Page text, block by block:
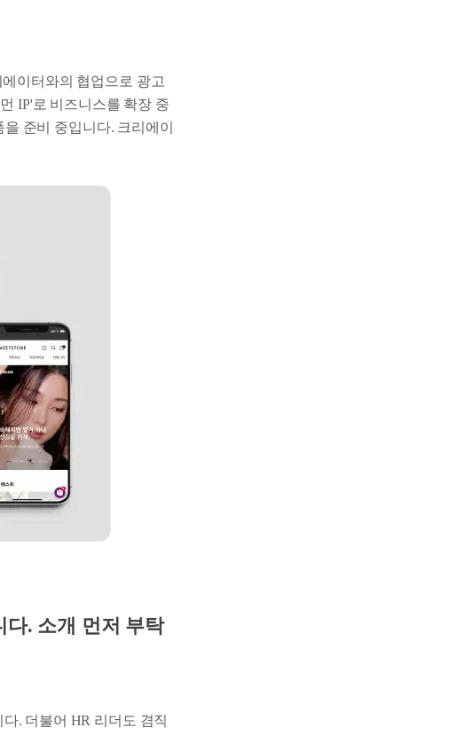
이터와의 협업으로 광고
IP'로 비즈니스를 확장 중
준비 중입니다. 크리에이
. 소개 먼저 부탁
. 더불어 HR 리더도 겸직